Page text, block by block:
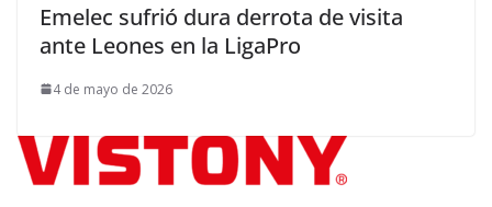
Emelec sufrió dura derrota de visita
ante Leones en la LigaPro
4 de mayo de 2026